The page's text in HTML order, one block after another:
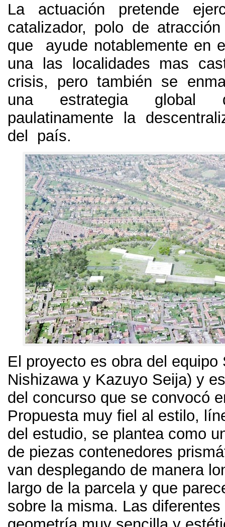
La actuación pretende
catalizador, polo de
que ayude notablemente en
una las localidades mas
crisis, pero también se
una estrategia global
paulatinamente la
del país.
El proyecto es obra del equipo
Nishizawa y Kazuyo Seija) y
del concurso que se convocó
Propuesta muy fiel al estilo,
del estudio, se plantea como
de piezas contenedores
van desplegando de manera
largo de la parcela y que
sobre la misma. Las